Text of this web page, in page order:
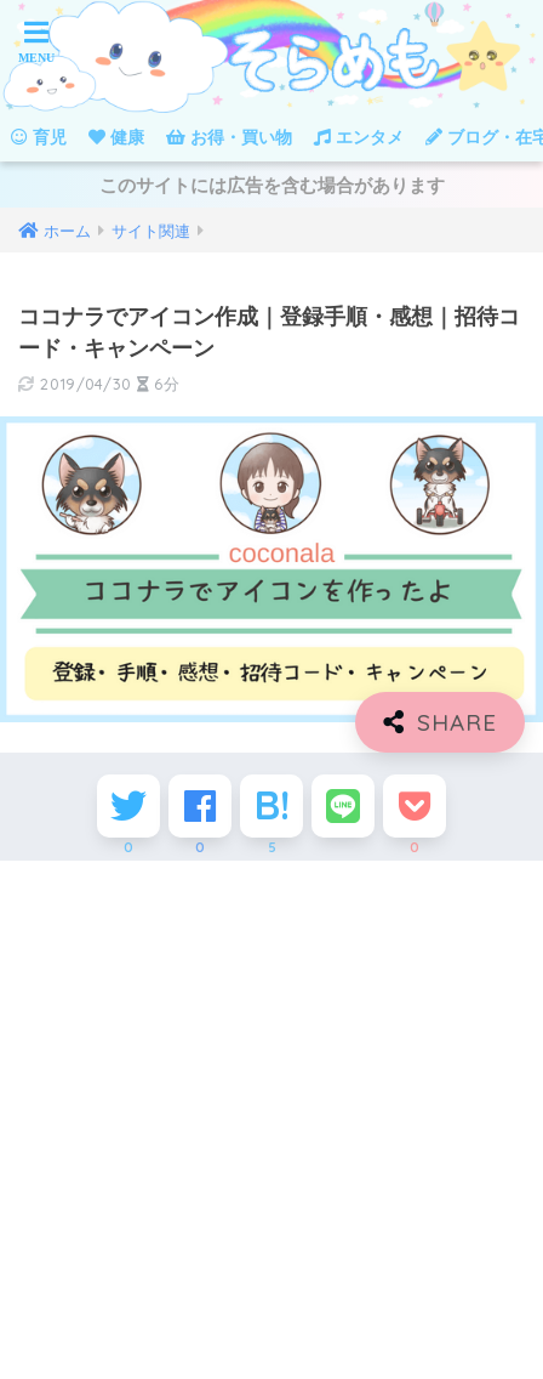
育児 健康 お得・買い物 エンタメ ブログ・在
このサイトには広告を含む場合があります
ホーム サイト関連
ココナラでアイコン作成｜登録手順・感想｜招待コ
ード・キャンペーン
2019/04/30 6分
0 0 5 0